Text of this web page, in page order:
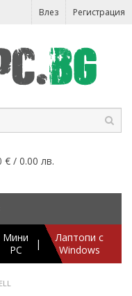
Влез Регистрация
€ / 0.00 лв.
Мини
PC
|
Лаптопи с
Windows